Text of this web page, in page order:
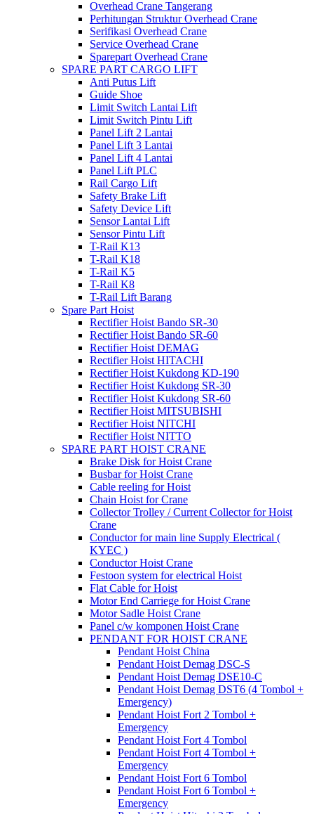
Overhead Crane Tangerang
Perhitungan Struktur Overhead Crane
Serifikasi Overhead Crane
Service Overhead Crane
Sparepart Overhead Crane
SPARE PART CARGO LIFT
Anti Putus Lift
Guide Shoe
Limit Switch Lantai Lift
Limit Switch Pintu Lift
Panel Lift 2 Lantai
Panel Lift 3 Lantai
Panel Lift 4 Lantai
Panel Lift PLC
Rail Cargo Lift
Safety Brake Lift
Safety Device Lift
Sensor Lantai Lift
Sensor Pintu Lift
T-Rail K13
T-Rail K18
T-Rail K5
T-Rail K8
T-Rail Lift Barang
Spare Part Hoist
Rectifier Hoist Bando SR-30
Rectifier Hoist Bando SR-60
Rectifier Hoist DEMAG
Rectifier Hoist HITACHI
Rectifier Hoist Kukdong KD-190
Rectifier Hoist Kukdong SR-30
Rectifier Hoist Kukdong SR-60
Rectifier Hoist MITSUBISHI
Rectifier Hoist NITCHI
Rectifier Hoist NITTO
SPARE PART HOIST CRANE
Brake Disk for Hoist Crane
Busbar for Hoist Crane
Cable reeling for Hoist
Chain Hoist for Crane
Collector Trolley / Current Collector for Hoist
Crane
Conductor for main line Supply Electrical (
KYEC )
Conductor Hoist Crane
Festoon system for electrical Hoist
Flat Cable for Hoist
Motor End Carriege for Hoist Crane
Motor Sadle Hoist Crane
Panel c/w komponen Hoist Crane
PENDANT FOR HOIST CRANE
Pendant Hoist China
Pendant Hoist Demag DSC-S
Pendant Hoist Demag DSE10-C
Pendant Hoist Demag DST6 (4 Tombol +
Emergency)
Pendant Hoist Fort 2 Tombol +
Emergency
Pendant Hoist Fort 4 Tombol
Pendant Hoist Fort 4 Tombol +
Emergency
Pendant Hoist Fort 6 Tombol
Pendant Hoist Fort 6 Tombol +
Emergency